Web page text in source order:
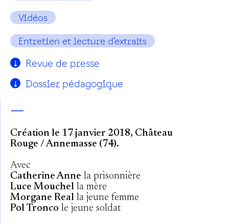
Vidéos
Entretien et lecture d'extraits
Revue de presse
Dossier pédagogique
—
Création le 17 janvier 2018, Château
Rouge / Annemasse (74).
Avec
Catherine Anne la prisonnière
Luce Mouchel la mère
Morgane Real la jeune femme
Pol Tronco le jeune soldat